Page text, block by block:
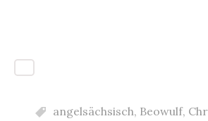
angelsächsisch, Beowulf,